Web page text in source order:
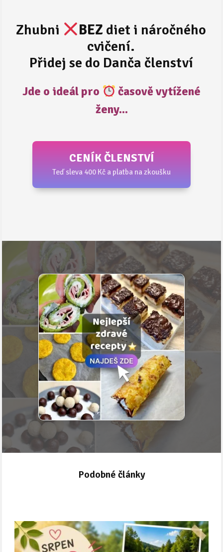
Zhubni BEZ diet i náročného
cvičení.
Přidej se do Danča členství
Jde o ideál pro
časově vytížené
ženy...
CENÍK ČLENSTVÍ
Teď sleva 400 Kč a platba na zkoušku
Podobné články